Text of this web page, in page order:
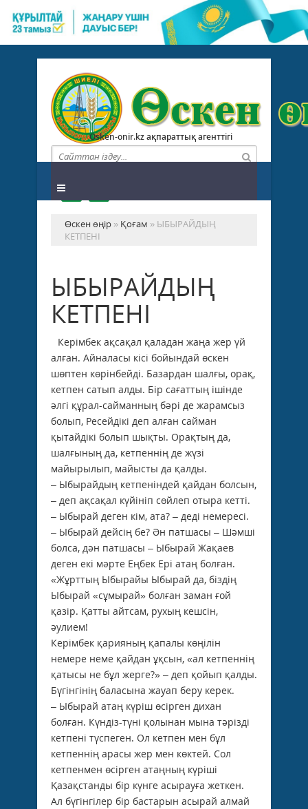
Osken-onir.kz ақпараттық агенттігі
Өскен өңір » Қоғам » ЫБЫРАЙДЫҢ
КЕТПЕНІ
ЫБЫРАЙДЫҢ
КЕТПЕНІ
Керімбек ақсақал қаладан жаңа жер үй
алған. Айналасы кісі бойындай өскен
шөптен көрінбейді. Базардан шалғы, орақ,
кетпен сатып алды. Бір сағаттың ішінде
әлгі құрал-сайманның бәрі де жарамсыз
болып, Ресейдікі деп алған сайман
қытайдікі болып шықты. Орақтың да,
шалғының да, кетпеннің де жүзі
майырылып, майысты да қалды.
– Ыбырайдың кетпеніндей қайдан болсын,
– деп ақсақал күйініп сөйлеп отыра кетті.
– Ыбырай деген кім, ата? – деді немересі.
– Ыбырай дейсің бе? Ән патшасы – Шәмші
болса, дән патшасы – Ыбырай Жақаев
деген екі мәрте Еңбек Ері атаң болған.
«Жұрттың Ыбырайы Ыбырай да, біздің
Ыбырай «сұмырай» болған заман ғой
қазір. Қатты айтсам, рухың кешсін,
әулием!
Керімбек қарияның қапалы көңілін
немере неме қайдан ұқсын, «ал кетпеннің
қатысы не бұл жерге?» – деп қойып қалды.
Бүгінгінің баласына жауап беру керек.
– Ыбырай атаң күріш өсірген дихан
болған. Күндіз-түні қолынан мына тәрізді
кетпені түспеген. Ол кетпен мен бұл
кетпеннің арасы жер мен көктей. Сол
кетпенмен өсірген атаңның күріші
Қазақстанды бір күнге асырауға жеткен.
Ал бүгінгілер бір бастарын асырай алмай